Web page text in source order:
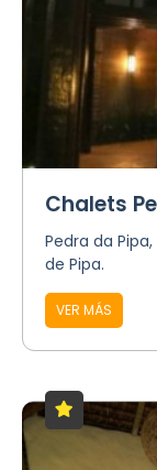
Chalets
Pedra da
de Pipa.
VER MÁS